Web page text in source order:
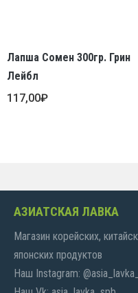
Лапша Сомен 300гр. Грин
Лейбл
117,00₽
АЗИАТСКАЯ ЛАВКА
Магазин корейских,
японских продуктов
Наш Instagram: